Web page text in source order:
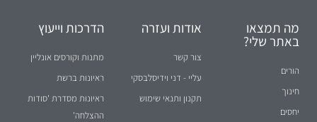
מה תמצאו
באתר שלי?
הורים
חינוך
יחסים
אודות ועזרה
צור קשר
עליי - דני וידיסלבסקי
תקנון ותנאי שימוש
הדרכות וייעוץ
מתנות וקורסים אונליין
ראיונות ברשת
ראיונות מסדרת 'סודות
ההצלחה'